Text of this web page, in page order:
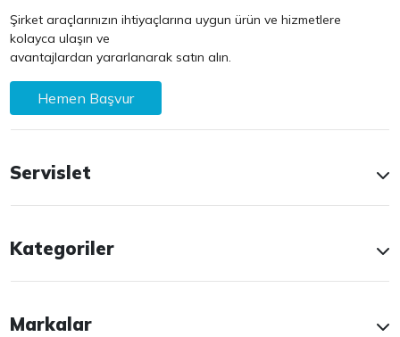
Şirket araçlarınızın ihtiyaçlarına uygun ürün ve hizmetlere
kolayca ulaşın ve
avantajlardan yararlanarak satın alın.
Hemen Başvur
Servislet
Kategoriler
Markalar